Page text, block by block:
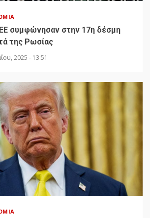
συμφώνησαν στην 17η δέσμη
της Ρωσίας
2025 - 13:51